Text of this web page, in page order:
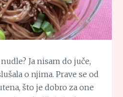
Ja nisam do juče,
o njima. Prave se od
što je dobro za one